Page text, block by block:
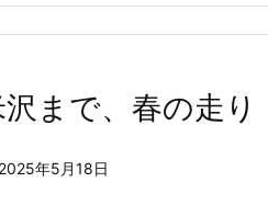
沢まで、春の走
2025年5月18日